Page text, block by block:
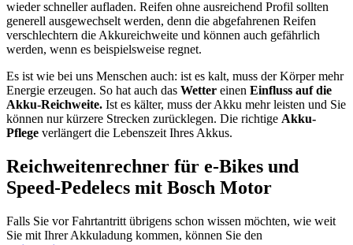
wieder schneller aufladen. Reifen ohne ausreichend Profil sollten
generell ausgewechselt werden, denn die abgefahrenen Reifen
verschlechtern die Akkureichweite und können auch gefährlich
werden, wenn es beispielsweise regnet.
Es ist wie bei uns Menschen auch: ist es kalt, muss der Körper mehr
Energie erzeugen. So hat auch das Wetter einen Einfluss auf die
Akku-Reichweite. Ist es kälter, muss der Akku mehr leisten und Sie
können nur kürzere Strecken zurücklegen. Die richtige Akku-
Pflege verlängert die Lebenszeit Ihres Akkus.
Reichweitenrechner für e-Bikes und
Speed-Pedelecs mit Bosch Motor
Falls Sie vor Fahrtantritt übrigens schon wissen möchten, wie weit
Sie mit Ihrer Akkuladung kommen, können Sie den